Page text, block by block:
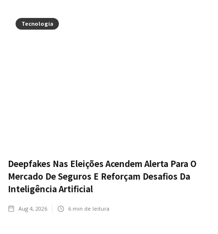
Tecnologia
Deepfakes Nas Eleições Acendem Alerta Para O
Mercado De Seguros E Reforçam Desafios Da
Inteligência Artificial
Aug 4, 2026 6 min de leitura